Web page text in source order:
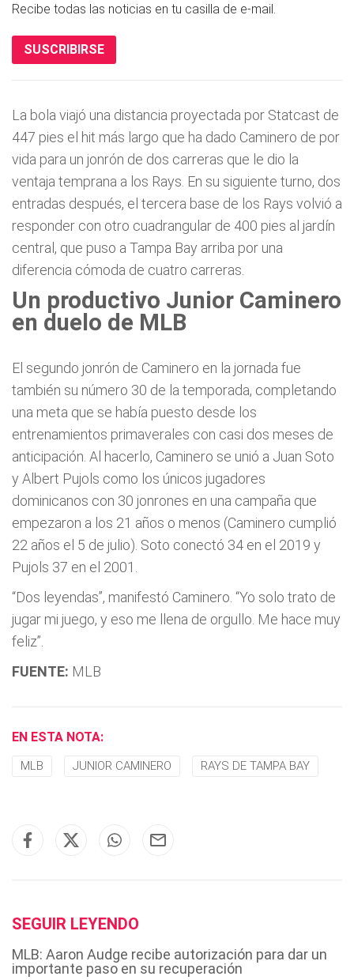
Recibe todas las noticias en tu casilla de e-mail.
SUSCRIBIRSE
La bola viajó una distancia proyectada por Statcast de
447 pies el hit más largo que ha dado Caminero de por
vida para un jonrón de dos carreras que le dio la
ventaja temprana a los Rays. En su siguiente turno, dos
entradas después, el tercera base de los Rays volvió a
responder con otro cuadrangular de 400 pies al jardín
central, que puso a Tampa Bay arriba por una
diferencia cómoda de cuatro carreras.
Un productivo Junior Caminero
en duelo de MLB
El segundo jonrón de Caminero en la jornada fue
también su número 30 de la temporada, completando
una meta que se había puesto desde los
entrenamientos primaverales con casi dos meses de
anticipación. Al hacerlo, Caminero se unió a Juan Soto
y Albert Pujols como los únicos jugadores
dominicanos con 30 jonrones en una campaña que
empezaron a los 21 años o menos (Caminero cumplió
22 años el 5 de julio). Soto conectó 34 en el 2019 y
Pujols 37 en el 2001.
“Dos leyendas”, manifestó Caminero. “Yo solo trato de
jugar mi juego, y eso me llena de orgullo. Me hace muy
feliz”.
FUENTE: MLB
EN ESTA NOTA:
MLB JUNIOR CAMINERO RAYS DE TAMPA BAY
SEGUIR LEYENDO
MLB: Aaron Audge recibe autorización para dar un
importante paso en su recuperación